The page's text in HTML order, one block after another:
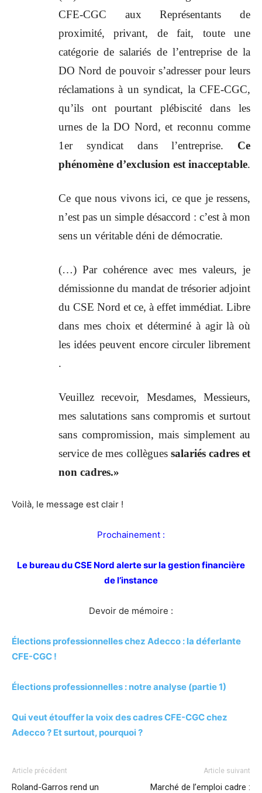
CFE-CGC aux Représentants de
proximité, privant, de fait, toute une
catégorie de salariés de l’entreprise de la
DO Nord de pouvoir s’adresser pour leurs
réclamations à un syndicat, la CFE-CGC,
qu’ils ont pourtant plébiscité dans les
urnes de la DO Nord, et reconnu comme
1er syndicat dans l’entreprise. Ce
phénomène d’exclusion est inacceptable.
Ce que nous vivons ici, ce que je ressens,
n’est pas un simple désaccord : c’est à mon
sens un véritable déni de démocratie.
(…) Par cohérence avec mes valeurs, je
démissionne du mandat de trésorier adjoint
du CSE Nord et ce, à effet immédiat. Libre
dans mes choix et déterminé à agir là où
les idées peuvent encore circuler librement
.
Veuillez recevoir, Mesdames, Messieurs,
mes salutations sans compromis et surtout
sans compromission, mais simplement au
service de mes collègues salariés cadres et
non cadres.»
Voilà, le message est clair !
Prochainement :
Le bureau du CSE Nord alerte sur la gestion financière
de l’instance
Devoir de mémoire :
Élections professionnelles chez Adecco : la déferlante
CFE-CGC !
Élections professionnelles : notre analyse (partie 1)
Qui veut étouffer la voix des cadres CFE-CGC chez
Adecco ? Et surtout, pourquoi ?
Article précédent
Roland-Garros rend un
Article suivant
Marché de l’emploi cadre :